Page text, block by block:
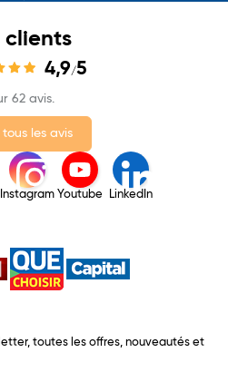
clients
4,9/5
62 avis.
tous les avis
Instagram Youtube LinkedIn
toutes les offres, nouveautés et